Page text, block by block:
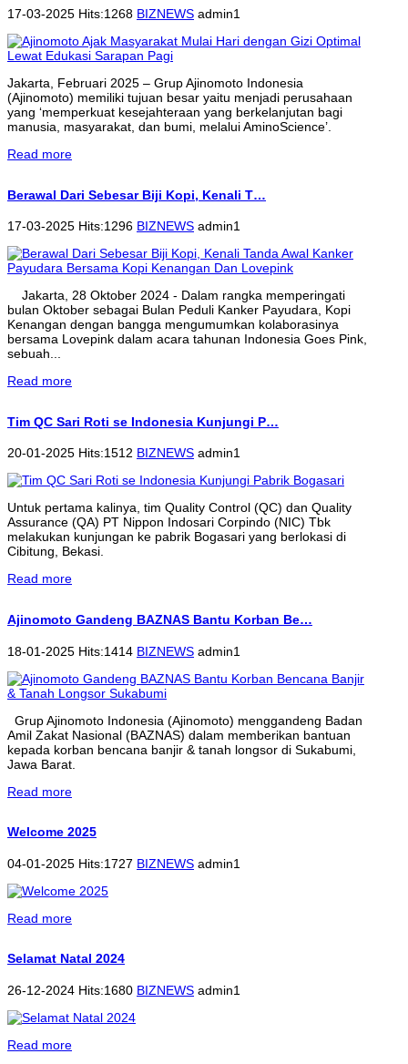
17-03-2025 Hits:1268 BIZNEWS admin1
Jakarta, Februari 2025 – Grup Ajinomoto Indonesia
(Ajinomoto) memiliki tujuan besar yaitu menjadi perusahaan
yang ‘memperkuat kesejahteraan yang berkelanjutan bagi
manusia, masyarakat, dan bumi, melalui AminoScience’.
Read more
Berawal Dari Sebesar Biji Kopi, Kenali T…
17-03-2025 Hits:1296 BIZNEWS admin1
Jakarta, 28 Oktober 2024 - Dalam rangka memperingati
bulan Oktober sebagai Bulan Peduli Kanker Payudara, Kopi
Kenangan dengan bangga mengumumkan kolaborasinya
bersama Lovepink dalam acara tahunan Indonesia Goes Pink,
sebuah...
Read more
Tim QC Sari Roti se Indonesia Kunjungi P…
20-01-2025 Hits:1512 BIZNEWS admin1
Untuk pertama kalinya, tim Quality Control (QC) dan Quality
Assurance (QA) PT Nippon Indosari Corpindo (NIC) Tbk
melakukan kunjungan ke pabrik Bogasari yang berlokasi di
Cibitung, Bekasi.
Read more
Ajinomoto Gandeng BAZNAS Bantu Korban Be…
18-01-2025 Hits:1414 BIZNEWS admin1
Grup Ajinomoto Indonesia (Ajinomoto) menggandeng Badan
Amil Zakat Nasional (BAZNAS) dalam memberikan bantuan
kepada korban bencana banjir & tanah longsor di Sukabumi,
Jawa Barat.
Read more
Welcome 2025
04-01-2025 Hits:1727 BIZNEWS admin1
Read more
Selamat Natal 2024
26-12-2024 Hits:1680 BIZNEWS admin1
Read more